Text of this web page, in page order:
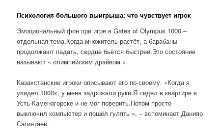
Психология большого выигрыша: что чувствует игрок
Эмоциональный фон при игре в Gates of Olympus 1000 –
отдельная тема.Когда множитель растёт, а барабаны
продолжают падать, сердце бьётся быстрее.Это состояние
называют « олимпийским драйвом ».
Казахстанские игроки описывают его по-своему. »Когда я
увидел 1000x, у меня задрожали руки.Я сидел в квартире в
Усть-Каменогорске и не мог поверить.Потом просто
выключил компьютер и пошёл гулять », – вспоминает Данияр
Сагинтаев.